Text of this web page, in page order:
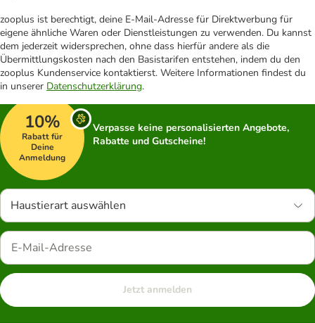
zooplus ist berechtigt, deine E-Mail-Adresse für Direktwerbung für
eigene ähnliche Waren oder Dienstleistungen zu verwenden. Du kannst
dem jederzeit widersprechen, ohne dass hierfür andere als die
Übermittlungskosten nach den Basistarifen entstehen, indem du den
zooplus Kundenservice kontaktierst. Weitere Informationen findest du
in unserer Datenschutzerklärung.
10%
Rabatt für
Deine
Anmeldung
Verpasse keine personalisierten Angebote,
Rabatte und Gutscheine!
Haustierart auswählen
Jetzt anmelden